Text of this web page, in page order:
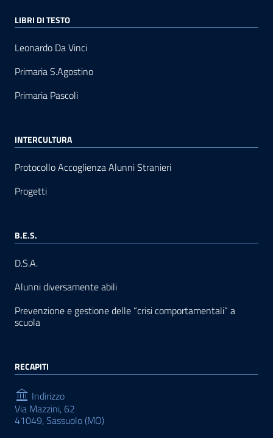
LIBRI DI TESTO
Leonardo Da Vinci
Primaria S.Agostino
Primaria Pascoli
INTERCULTURA
Protocollo Accoglienza Alunni Stranieri
Progetti
B.E.S.
D.S.A.
Alunni diversamente abili
Prevenzione e gestione delle “crisi comportamentali” a
scuola
RECAPITI
Indirizzo
Via Mazzini, 62
41049, Sassuolo (MO)